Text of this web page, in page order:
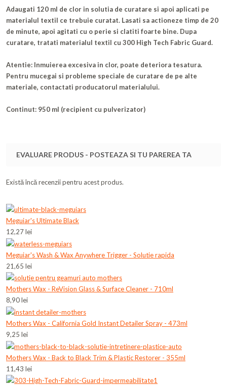
Adaugati 120 ml de clor in solutia de curatare si apoi aplicati pe
materialul textil ce trebuie curatat. Lasati sa actioneze timp de 20
de minute, apoi agitati cu o perie si clatiti foarte bine. Dupa
curatare, tratati materialul textil cu 300 High Tech Fabric Guard.
Atentie: Inmuierea excesiva in clor, poate deteriora tesatura.
Pentru mucegai si probleme speciale de curatare de pe alte
materiale, contactati producatorul materialului.
Continut: 950 ml (recipient cu pulverizator)
EVALUARE PRODUS - POSTEAZA SI TU PAREREA TA
Există încă recenzii pentru acest produs.
Meguiar's Ultimate Black
12,27 lei
Meguiar's Wash & Wax Anywhere Trigger - Solutie rapida
21,65 lei
Mothers Wax - ReVision Glass & Surface Cleaner - 710ml
8,90 lei
Mothers Wax - California Gold Instant Detailer Spray - 473ml
9,25 lei
Mothers Wax - Back to Black Trim & Plastic Restorer - 355ml
11,43 lei